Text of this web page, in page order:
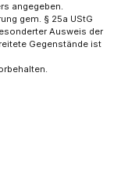
angegeben.
gem. § 25a UStG
Ausweis der
Gegenstände ist